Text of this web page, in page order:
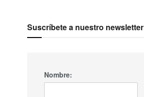
Suscríbete a nuestro newsletter
Nombre: